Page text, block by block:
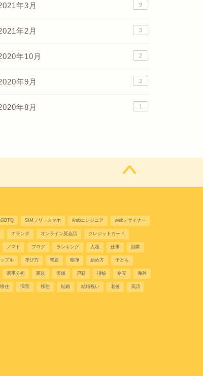
年3月 9
年2月 3
年10月 2
年9月 2
年8月 1
LGBTQ SIMフリースマホ webエンジニア webデザイナー
オランダ オンライン英会話 クレジットカード
ノマド ブログ ランキング 人種 仕事 副業
プル 呼び方 問題 喧嘩 始め方 子ども
家事分担 家族 復縁 戸籍 指輪 格安 海外
住 病院 移住 結婚 結婚祝い 老後 英語